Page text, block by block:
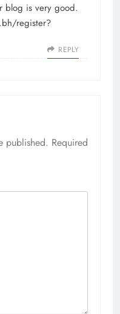
blog is very good.
register?
REPLY
published. Required